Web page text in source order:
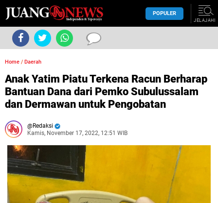
POPULER
JELAJAHI
Home / Daerah
Anak Yatim Piatu Terkena Racun Berharap
Bantuan Dana dari Pemko Subulussalam
dan Dermawan untuk Pengobatan
Redaksi
Kamis, November 17, 2022, 12:51 WIB